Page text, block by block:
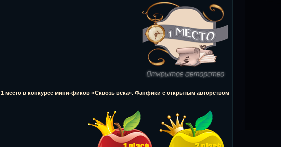
1 место в конкурсе мини-фиков «Сквозь века». Фанфики с открытым авторством